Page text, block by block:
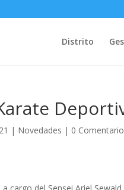
Distrito
| Novedades | 0